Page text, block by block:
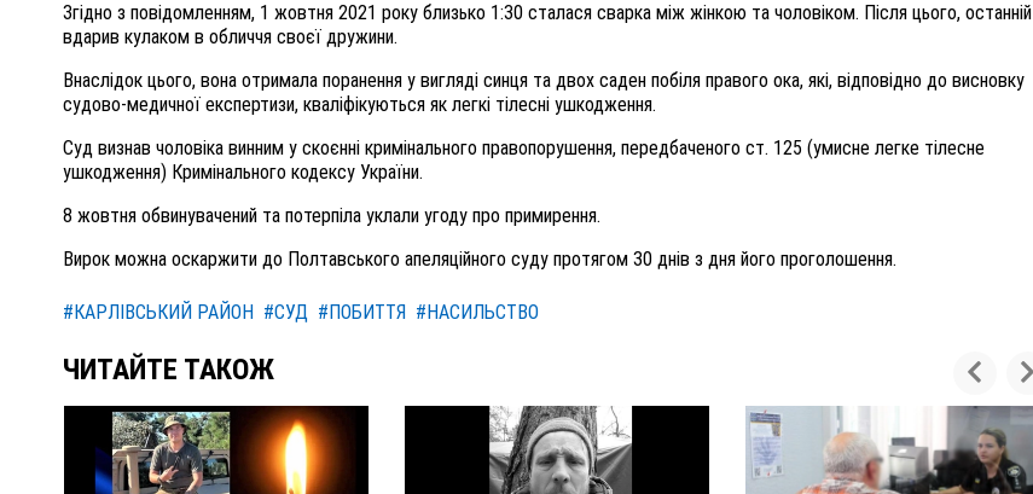
Згідно з повідомленням, 1 жовтня 2021 року близько 1:30 сталася сварка між жінкою та чоловіком. Після цього, останній
вдарив кулаком в обличчя своєї дружини.
Внаслідок цього, вона отримала поранення у вигляді синця та двох саден побіля правого ока, які, відповідно до висновку
судово-медичної експертизи, кваліфікуються як легкі тілесні ушкодження.
Суд визнав чоловіка винним у скоєнні кримінального правопорушення, передбаченого ст. 125 (умисне легке тілесне
ушкодження) Кримінального кодексу України.
8 жовтня обвинувачений та потерпіла уклали угоду про примирення.
Вирок можна оскаржити до Полтавського апеляційного суду протягом 30 днів з дня його проголошення.
#КАРЛІВСЬКИЙ РАЙОН #СУД #ПОБИТТЯ #НАСИЛЬСТВО
ЧИТАЙТЕ ТАКОЖ